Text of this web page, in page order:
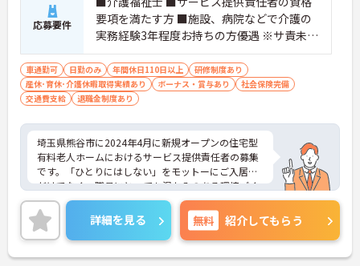
・介護スタッフと看護スタッフの比率が1対1で相談
しやすく、初任者研修や実務者研修からでも着実に
専門性を高められます
＜残業月7時間以下で身体の負担を軽減！＞
・常勤で働くスタッフの比率が90パーセント以上と
高く、急なシフト変更や無理な長時間勤務が発生し
にくい人員体制です
ため、月平均の残業時間は5時間から7時間程度とか
なり少なめに抑えられます
・夜勤明けの翌日は原則としてお休みとなるシフト
編成が組まれており、しっかりと休息を取りながら
長期的な就業が可能です
＜評価制度でキャリアアップ＞
・介護福祉士や初任者研修などの資格や実務経験、
夜勤回数がしっかりと給与に反映されるためモチベ
ーションを維持できます
・年次を問わずリーダーや主任などのマネジメント
応募要件
要項を満たす方 ■施設、病院などで介護の
実務経験3年程度お持ちの方優遇 ※サ責未経
験スタートの実績多数
車通勤可 日勤のみ 年間休日110日以上
研修制度あり
産休･育休･介護休暇取得実績あり
ボーナス・賞与あり
社会保険完備
交通費支給
退職金制度あり
埼玉県熊谷市に2024年4月に新規オープンの住宅型
有料老人ホームにおけるサービス提供責任者の募集
です。「ひとりにはしない」をモットーにご入居者
だけでなく、職員にとっても温かみのある環境づく
りを目指しており、ご利用者一人ひとりに寄り添っ
てサービスを提供していただける方を募集していま
す。サービス提供責任者の経験がなくスタートされ
た方も多数いらっしゃいます。
ご興味のある方には、面接対策ポイントなど、さら
詳細を見る 無料 紹介してもらう